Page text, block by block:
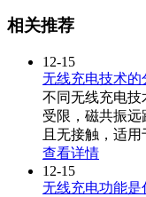
相关推荐
12-15
无线充电技术的
不同无线充电
受限，磁共振
且无接触，适用
查看详情
12-15
无线充电功能是